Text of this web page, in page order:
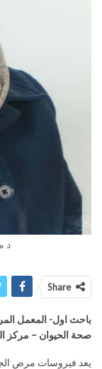
د
Share
باحث اول- المعمل
صحة الحیوان – مركز